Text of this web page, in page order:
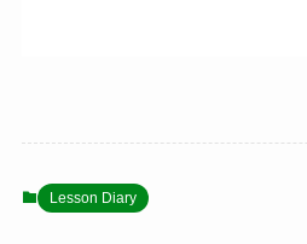
Lesson Diary